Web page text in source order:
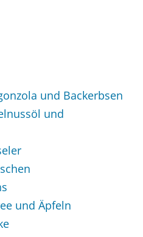
und Backerbsen
und
und Äpfeln